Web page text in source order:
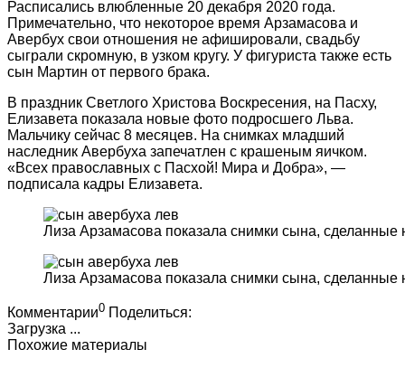
Расписались влюбленные 20 декабря 2020 года.
Примечательно, что некоторое время Арзамасова и
Авербух свои отношения не афишировали, свадьбу
сыграли скромную, в узком кругу. У фигуриста также есть
сын Мартин от первого брака.
В праздник Светлого Христова Воскресения, на Пасху,
Елизавета показала новые фото подросшего Льва.
Мальчику сейчас 8 месяцев. На снимках младший
наследник Авербуха запечатлен с крашеным яичком.
«Всех православных с Пасхой! Мира и Добра», —
подписала кадры Елизавета.
Лиза Арзамасова показала снимки сына, сделанные
Лиза Арзамасова показала снимки сына, сделанные
Комментарии0 Поделиться:
Загрузка ...
Похожие материалы